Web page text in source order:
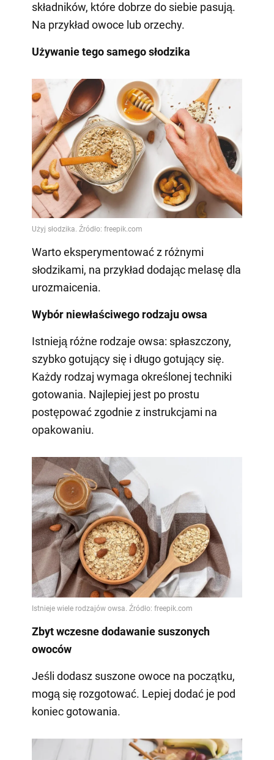
składników, które dobrze do siebie pasują.
Na przykład owoce lub orzechy.
Używanie tego samego słodzika
Warto eksperymentować z różnymi
słodzikami, na przykład dodając melasę dla
urozmaicenia.
Wybór niewłaściwego rodzaju owsa
Istnieją różne rodzaje owsa: spłaszczony,
szybko gotujący się i długo gotujący się.
Każdy rodzaj wymaga określonej techniki
gotowania. Najlepiej jest po prostu
postępować zgodnie z instrukcjami na
opakowaniu.
Zbyt wczesne dodawanie suszonych
owoców
Jeśli dodasz suszone owoce na początku,
mogą się rozgotować. Lepiej dodać je pod
koniec gotowania.